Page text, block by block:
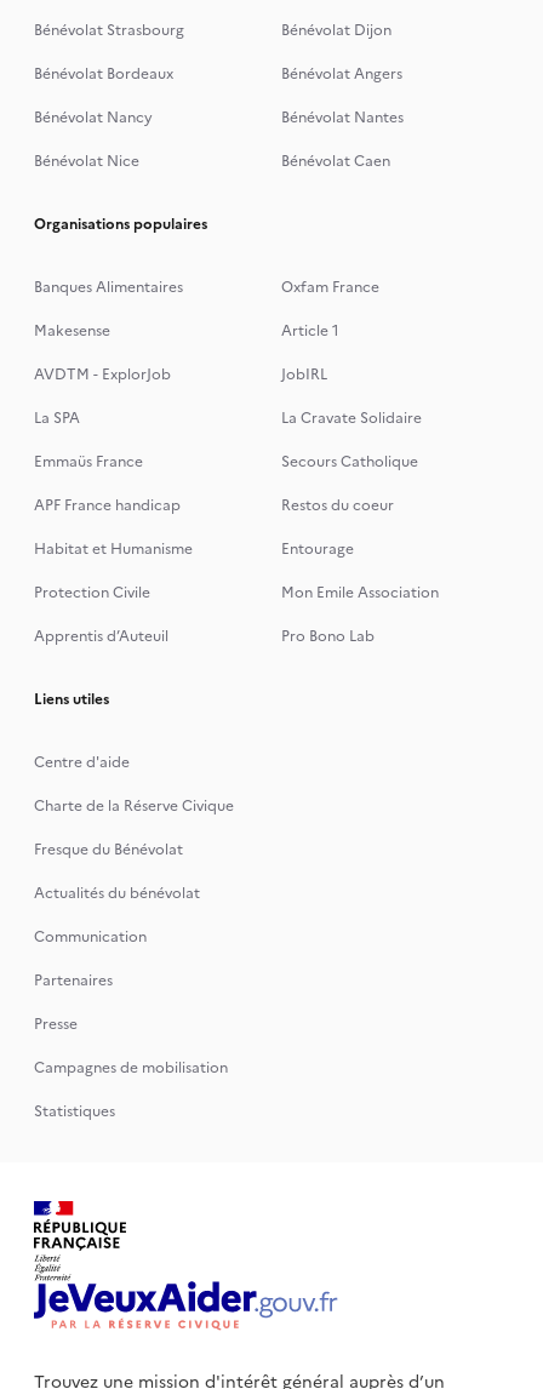
Bénévolat Strasbourg
Bénévolat Dijon
Bénévolat Bordeaux
Bénévolat Angers
Bénévolat Nancy
Bénévolat Nantes
Bénévolat Nice
Bénévolat Caen
Organisations populaires
Banques Alimentaires
Oxfam France
Makesense
Article 1
AVDTM - ExplorJob
JobIRL
La SPA
La Cravate Solidaire
Emmaüs France
Secours Catholique
APF France handicap
Restos du coeur
Habitat et Humanisme
Entourage
Protection Civile
Mon Emile Association
Apprentis d’Auteuil
Pro Bono Lab
Liens utiles
Centre d'aide
Charte de la Réserve Civique
Fresque du Bénévolat
Actualités du bénévolat
Communication
Partenaires
Presse
Campagnes de mobilisation
Statistiques
Trouvez une mission d'intérêt général auprès d’un